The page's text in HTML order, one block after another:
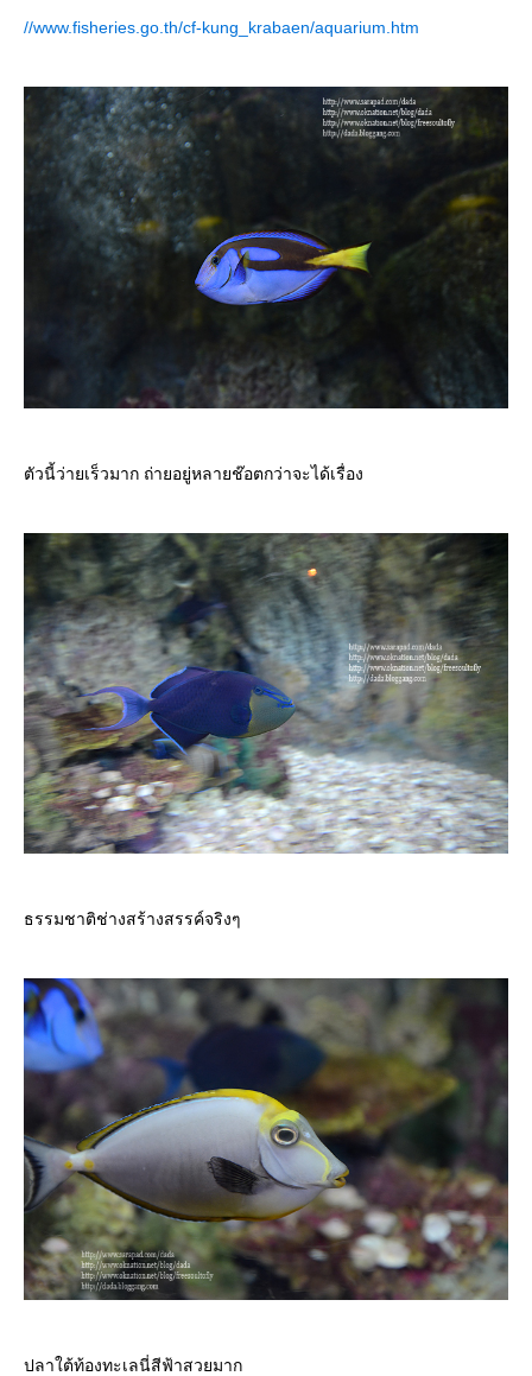
//www.fisheries.go.th/cf-kung_krabaen/aquarium.htm
ตัวนี้ว่ายเร็วมาก ถ่ายอยู่หลายช๊อตกว่าจะได้เรื่อง
ธรรมชาติช่างสร้างสรรค์จริงๆ
ปลาใต้ท้องทะเลนี่สีฟ้าสวยมาก